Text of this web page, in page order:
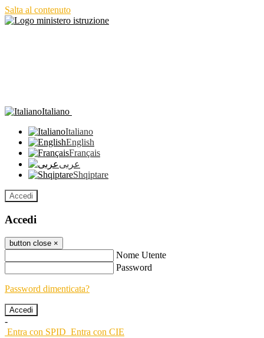
Salta al contenuto
Italiano
Italiano
English
Français
عربى
Shqiptare
Accedi
Accedi
button close ×
Nome Utente
Password
Password dimenticata?
-
Entra con SPID Entra con CIE